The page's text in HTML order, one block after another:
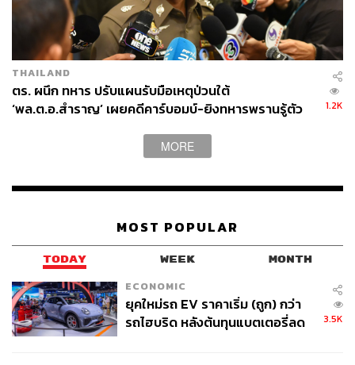
THAILAND
ตร. ผนึก ทหาร ปรับแผนรับมือเหตุป่วนใต้
‘พล.ต.อ.สำราญ’ เผยคดีคาร์บอมบ์-ยิงทหารพรานรู้ตัว
1.2K
MORE
MOST POPULAR
TODAY WEEK MONTH
ECONOMIC
ยุคใหม่รถ EV ราคาเริ่ม (ถูก) กว่า
รถไฮบริด หลังต้นทุนแบตเตอรี่ลด
3.5K